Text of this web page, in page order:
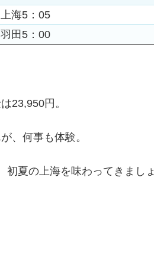
海5：05
田5：00
23,950円。
、何事も体験。
夏の上海を味わってきましょ